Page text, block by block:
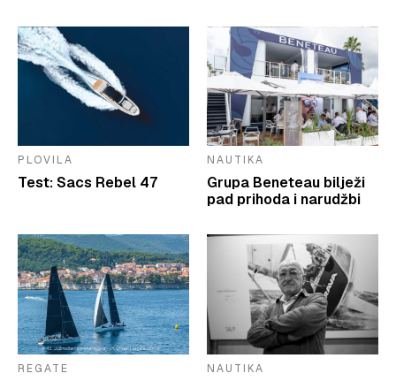
PLOVILA
Test: Sacs Rebel 47
NAUTIKA
Grupa Beneteau bilježi
pad prihoda i narudžbi
REGATE NAUTIKA